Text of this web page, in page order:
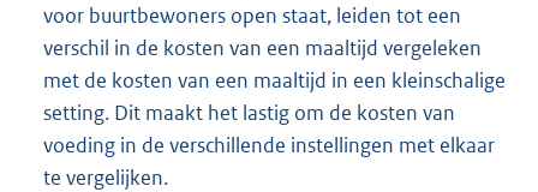
voor buurtbewoners open staat, leiden tot een
verschil in de kosten van een maaltijd vergeleken
met de kosten van een maaltijd in een kleinschalige
setting. Dit maakt het lastig om de kosten van
voeding in de verschillende instellingen met elkaar
te vergelijken.